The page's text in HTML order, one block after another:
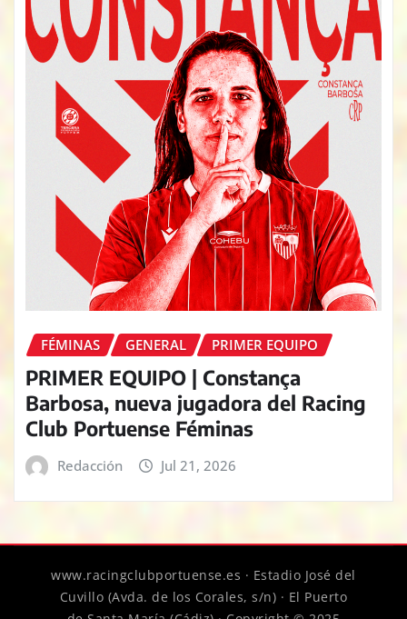
FÉMINAS GENERAL PRIMER EQUIPO
PRIMER EQUIPO | Constança
Barbosa, nueva jugadora del Racing
Club Portuense Féminas
Redacción Jul 21, 2026
www.racingclubportuense.es · Estadio José del
Cuvillo (Avda. de los Corales, s/n) · El Puerto